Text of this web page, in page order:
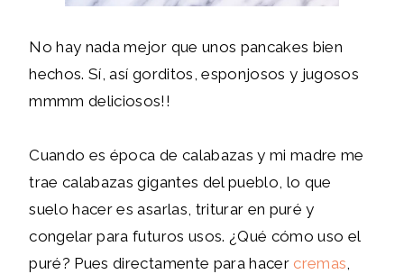
No hay nada mejor que unos pancakes bien
hechos. Sí, así gorditos, esponjosos y jugosos
mmmm deliciosos!!
Cuando es época de calabazas y mi madre me
trae calabazas gigantes del pueblo, lo que
suelo hacer es asarlas, triturar en puré y
congelar para futuros usos. ¿Qué cómo uso el
puré? Pues directamente para hacercremas,